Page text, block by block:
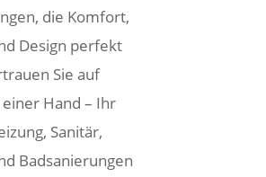
die Komfort,
Design perfekt
Sie auf
Hand – Ihr
Sanitär,
Badsanierungen